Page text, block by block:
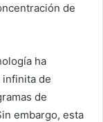
de
ha
infinita de
de
embargo, esta